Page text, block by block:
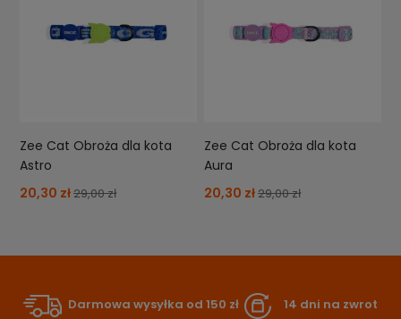
Zee Cat Obroża dla kota
Astro
20,30 zł29,00 zł
Zee Cat Obroża dla kota
Aura
20,30 zł29,00 zł
Darmowa wysyłka od 150 zł 14 dni na zwrot